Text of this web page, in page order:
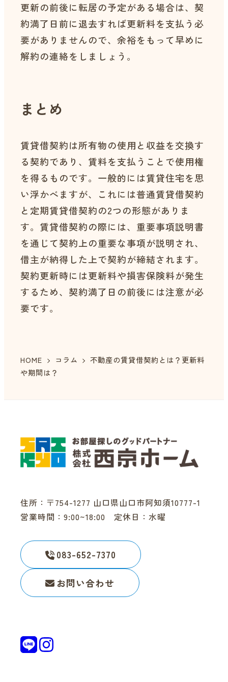
更新の前後に転居の予定がある場合は、契
約満了日前に退去すれば更新料を支払う必
要がありませんので、余裕をもって早めに
解約の連絡をしましょう。
まとめ
賃貸借契約は所有物の使用と収益を交換す
る契約であり、賃料を支払うことで使用権
を得るものです。一般的には賃貸住宅を思
い浮かべますが、これには普通賃貸借契約
と定期賃貸借契約の2つの形態がありま
す。賃貸借契約の際には、重要事項説明書
を通じて契約上の重要な事項が説明され、
借主が納得した上で契約が締結されます。
契約更新時には更新料や損害保険料が発生
するため、契約満了日の前後には注意が必
要です。
HOME コラム
不動産の賃貸借契約とは？更新料
や期間は？
住所：〒754-1277 山口県山口市阿知須10777-1
営業時間：9:00~18:00 定休日：水曜
083-652-7370
お問い合わせ